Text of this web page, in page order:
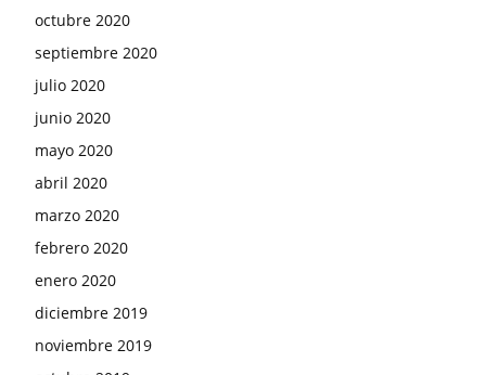
octubre 2020
septiembre 2020
julio 2020
junio 2020
mayo 2020
abril 2020
marzo 2020
febrero 2020
enero 2020
diciembre 2019
noviembre 2019